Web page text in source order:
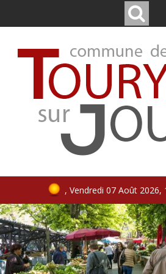
, Vendredi 07 Août 2026,